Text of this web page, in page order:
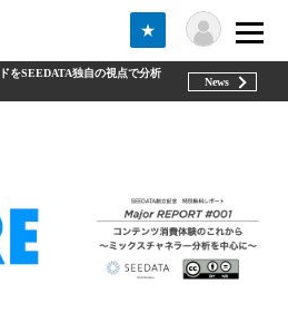
★
をSEEDATA独自の視点で分析
News